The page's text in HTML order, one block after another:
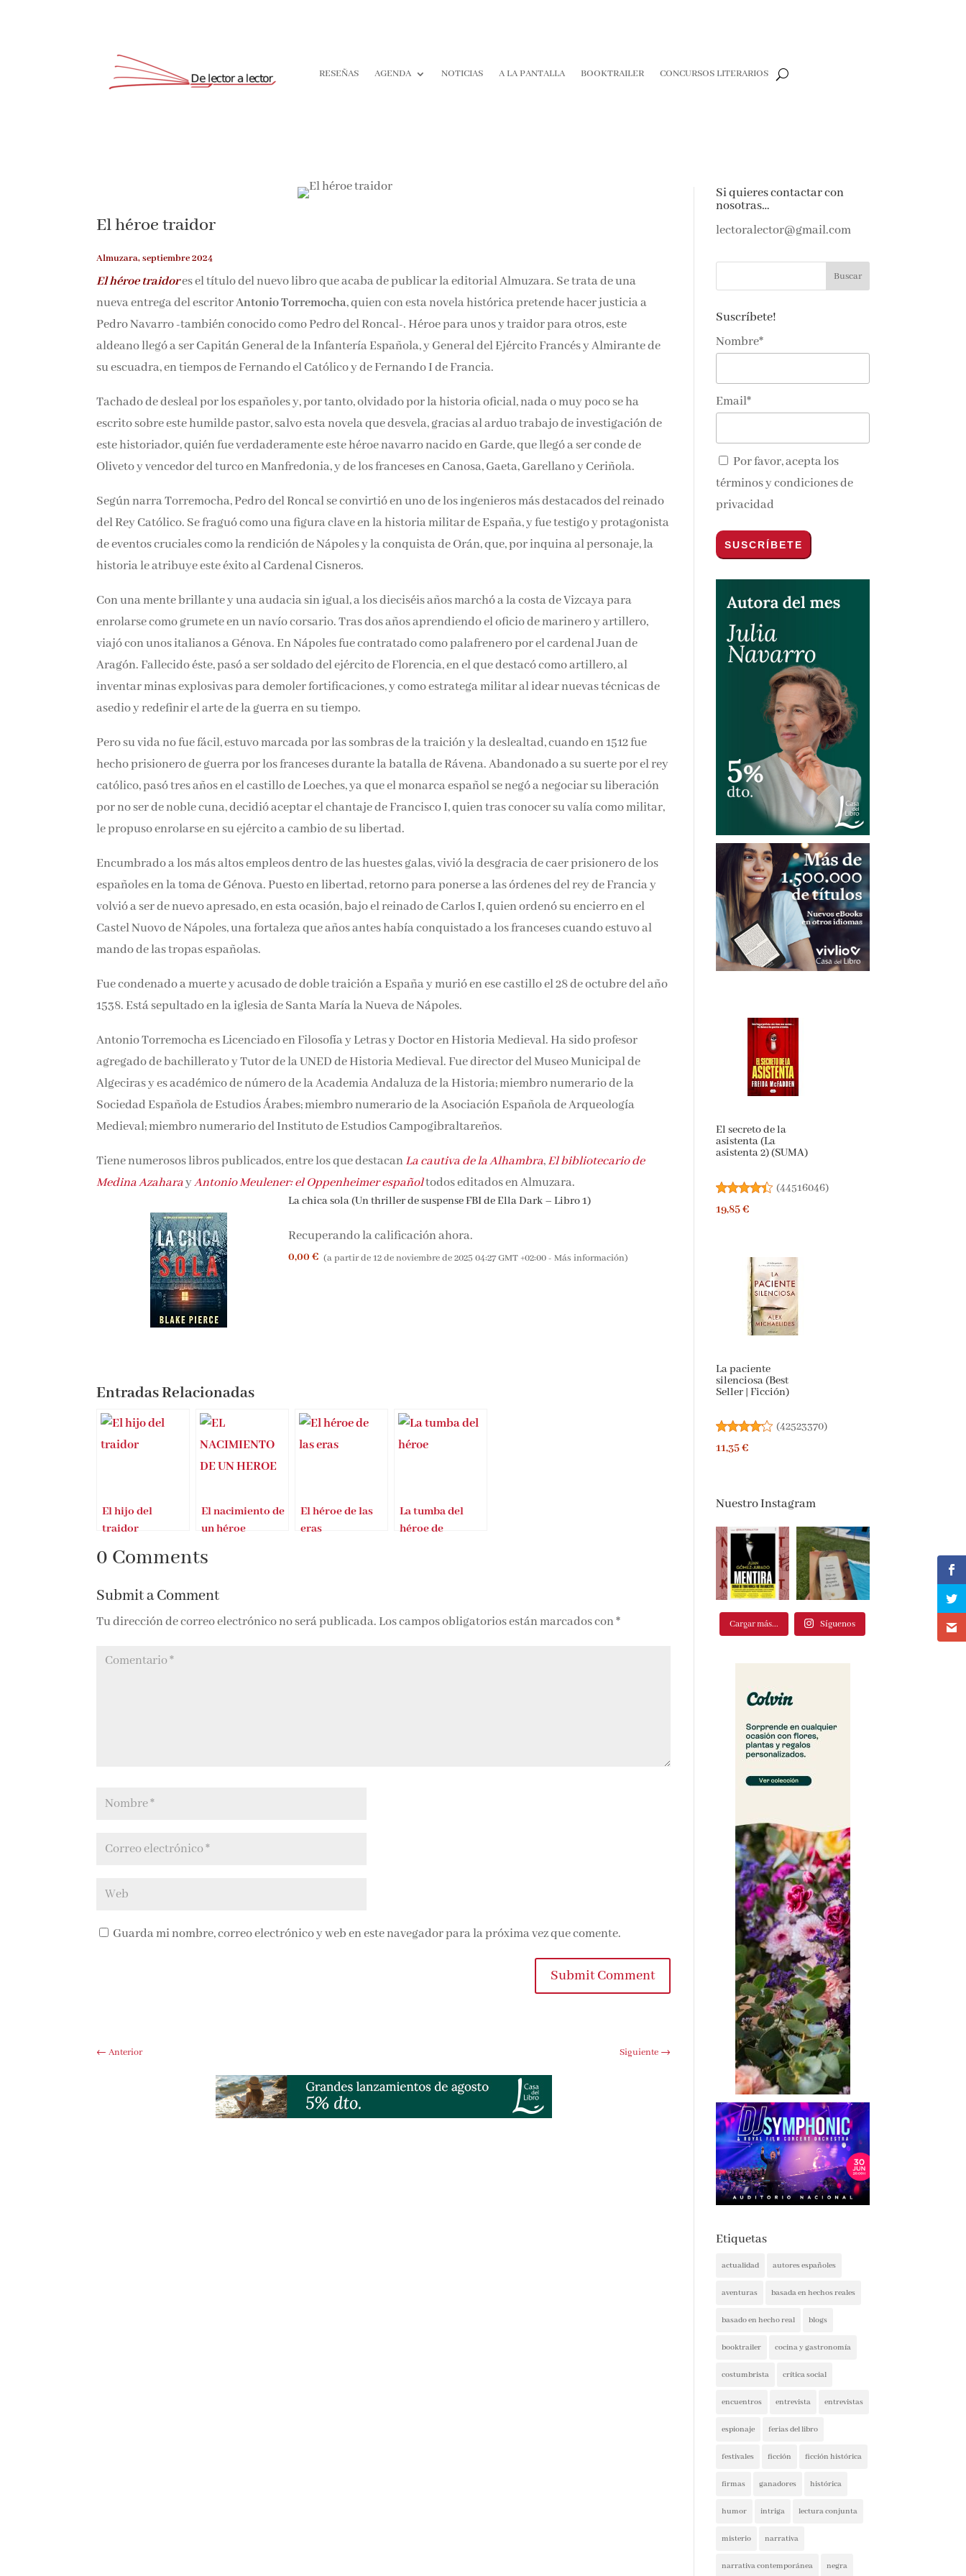
RESEÑAS AGENDA NOTICIAS A LA PANTALLA BOOKTRAILER CONCURSOS LITERARIOS
El héroe traidor
Almuzara, septiembre 2024
El héroe traidores el título del nuevo libro que acaba de publicar la editorial Almuzara. Se trata de una
nueva entrega del escritorAntonio Torremocha, quien con esta novela histórica pretende hacer justicia a
Pedro Navarro -también conocido como Pedro del Roncal-. Héroe para unos y traidor para otros, este
aldeano llegó a ser Capitán General de la Infantería Española, y General del Ejército Francés y Almirante de
su escuadra, en tiempos de Fernando el Católico y de Fernando I de Francia.
Tachado de desleal por los españoles y, por tanto, olvidado por la historia oficial, nada o muy poco se ha
escrito sobre este humilde pastor, salvo esta novela que desvela, gracias al arduo trabajo de investigación de
este historiador, quién fue verdaderamente este héroe navarro nacido en Garde, que llegó a ser conde de
Oliveto y vencedor del turco en Manfredonia, y de los franceses en Canosa, Gaeta, Garellano y Ceriñola.
Según narra Torremocha, Pedro del Roncal se convirtió en uno de los ingenieros más destacados del
reinado del Rey Católico. Se fraguó como una figura clave en la historia militar de España, y fue testigo y
protagonista de eventos cruciales como la rendición de Nápoles y la conquista de Orán, que, por inquina al
personaje, la historia le atribuye este éxito al Cardenal Cisneros.
Con una mente brillante y una audacia sin igual, a los dieciséis años marchó a la costa de Vizcaya para
enrolarse como grumete en un navío corsario. Tras dos años aprendiendo el oficio de marinero y artillero,
viajó con unos italianos a Génova. En Nápoles fue contratado como palafrenero por el cardenal Juan de
Aragón. Fallecido éste, pasó a ser soldado del ejército de Florencia, en el que destacó como artillero, al
inventar minas explosivas para demoler fortificaciones, y como estratega militar al idear nuevas técnicas de
asedio y redefinir el arte de la guerra en su tiempo.
Pero su vida no fue fácil, estuvo marcada por las sombras de la traición y la deslealtad, cuando en 1512 fue
hecho prisionero de guerra por los franceses durante la batalla de Rávena. Abandonado a su suerte por el
rey católico, pasó tres años en el castillo de Loeches, ya que el monarca español se negó a negociar su
liberación por no ser de noble cuna, decidió aceptar el chantaje de Francisco I, quien tras conocer su valía
como militar, le propuso enrolarse en su ejército a cambio de su libertad.
Encumbrado a los más altos empleos dentro de las huestes galas, vivió la desgracia de caer prisionero de los
españoles en la toma de Génova. Puesto en libertad, retorno para ponerse a las órdenes del rey de Francia y
volvió a ser de nuevo apresado, en esta ocasión, bajo el reinado de Carlos I, quien ordenó su encierro en el
Castel Nuovo de Nápoles, una fortaleza que años antes había conquistado a los franceses cuando estuvo al
mando de las tropas españolas.
Fue condenado a muerte y acusado de doble traición a España y murió en ese castillo el 28 de octubre del
año 1538. Está sepultado en la iglesia de Santa María la Nueva de Nápoles.
Antonio Torremocha es Licenciado en Filosofía y Letras y Doctor en Historia Medieval. Ha sido profesor
agregado de bachillerato y Tutor de la UNED de Historia Medieval. Fue director del Museo Municipal de
Algeciras y es académico de número de la Academia Andaluza de la Historia; miembro numerario de la
Sociedad Española de Estudios Árabes; miembro numerario de la Asociación Española de Arqueología
Medieval; miembro numerario del Instituto de Estudios Campogibraltareños.
Tiene numerosos libros publicados, entre los que destacanLa cautiva de la Alhambra,El bibliotecario de
Medina AzaharayAntonio Meulener: el Oppenheimer españoltodos editados en Almuzara.
La chica sola (Un thriller de suspense FBI de Ella Dark – Libro 1)
Recuperando la calificación ahora.
0,00 € (a partir de 12 de noviembre de 2025 04:27 GMT +02:00 -Más información)
Entradas Relacionadas
El hijo del
traidor
El nacimiento de
un héroe
El héroe de las
eras
La tumba del
héroe de
0 Comments
Submit a Comment
Tu dirección de correo electrónico no será publicada.Los campos obligatorios están marcados con*
Guarda mi nombre, correo electrónico y web en este navegador para la próxima vez que comente.
Submit Comment
← Anterior Siguiente→
Si quieres contactar con
nosotras…
lectoralector@gmail.com
Suscríbete!
Nombre*
Email*
Por favor, acepta los
términos y condiciones de
privacidad
El secreto de la
asistenta (La
asistenta 2) (SUMA)
La paciente
silenciosa (Best
Seller | Ficción)
42523370
11,35 €
Nuestro Instagram
Cargar más... Síguenos
Nombre*
Email*
condiciones de privacidad